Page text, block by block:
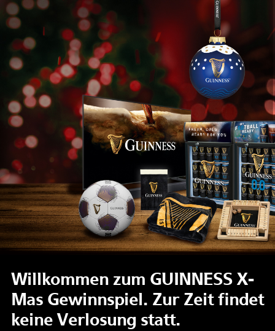
Willkommen zum GUINNESS X-
Mas Gewinnspiel. Zur Zeit findet
keine Verlosung statt.